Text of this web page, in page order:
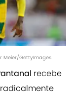
Meier/GettyImages
recebe